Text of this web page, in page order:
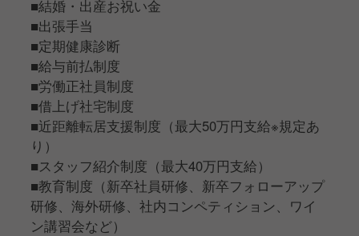
■結婚・出産お祝い金
■出張手当
■定期健康診断
■給与前払制度
■労働正社員制度
■借上げ社宅制度
■近距離転居支援制度（最大50万円支給※規定あ
り）
■スタッフ紹介制度（最大40万円支給）
■教育制度（新卒社員研修、新卒フォローアップ
研修、海外研修、社内コンペティション、ワイ
ン講習会など）